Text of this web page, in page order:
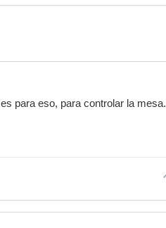
para eso, para controlar la mesa.